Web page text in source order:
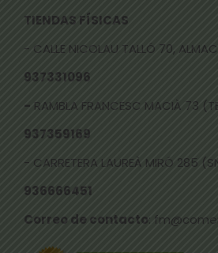
TIENDAS FÍSICAS
- CALLE NICOLAU TALLÓ 70,
937331096
- RAMBLA FRANCESC MACIÀ 73
937359169
- CARRETERA LAUREÀ MIRÓ 285
936666451
Correo de contacto: